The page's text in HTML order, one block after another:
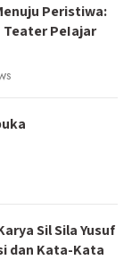
Peristiwa:
PeIajar
Sil Sila Yusuf
dan Kata-Kata